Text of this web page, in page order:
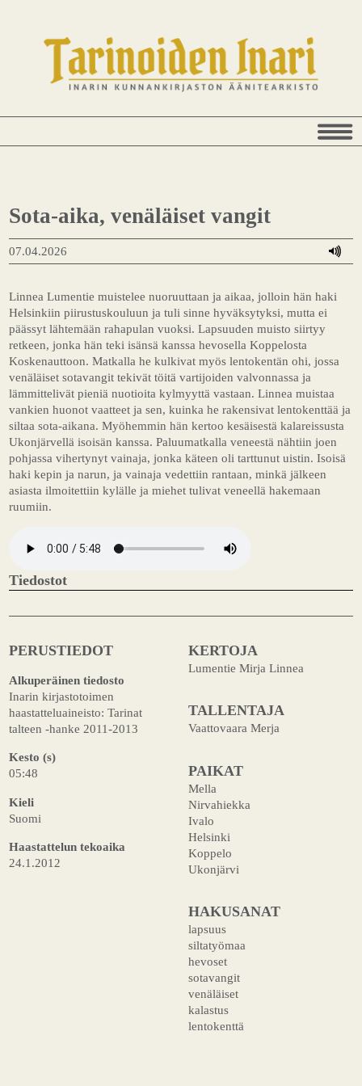
Sota-aika, venäläiset vangit
07.04.2026
Linnea Lumentiemuisteleenuoruuttaanjaaikaa,jolloinhänhaki
Helsinkiinpiirustuskouluunjatulisinnehyväksytyksi,muttaei
päässytlähtemäänrahapulanvuoksi.Lapsuuden muistosiirtyy
retkeen,jonkahäntekiisänsäkanssahevosellaKoppelosta
Koskenauttoon.Matkallahekulkivatmyöslentokentänohi,jossa
venäläisetsotavangittekivättöitävartijoidenvalvonnassaja
lämmittelivätpieniänuotioitakylmyyttävastaan.Linneamuistaa
vankienhuonotvaatteetjasen,kuinkaherakensivatlentokenttääja
siltaasota-aikana.Myöhemminhänkertookesäisestäkalareissusta
Ukonjärvelläisoisänkanssa.Paluumatkallaveneestänähtiinjoen
pohjassavihertynytvainaja,jonkakäteenolitarttunutuistin.Isoisä
hakikepinjanarun,javainajavedettiinrantaan,minkäjälkeen
asiastailmoitettiinkylällejamiehettulivatveneellähakemaan
ruumiin.
Tiedostot
PERUSTIEDOT
Alkuperäinen tiedosto
Inarin kirjastotoimen
haastatteluaineisto: Tarinat
talteen -hanke 2011-2013
Kesto (s)
05:48
Kieli
Suomi
Haastattelun tekoaika
24.1.2012
KERTOJA
Lumentie Mirja Linnea
TALLENTAJA
Vaattovaara Merja
PAIKAT
Mella
Nirvahiekka
Ivalo
Helsinki
Koppelo
Ukonjärvi
HAKUSANAT
lapsuus
siltatyömaa
hevoset
sotavangit
venäläiset
kalastus
lentokenttä